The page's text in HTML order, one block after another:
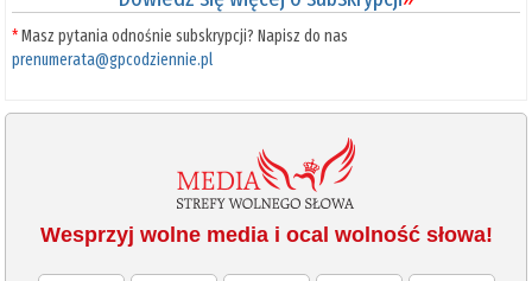
*Masz pytania odnośnie subskrypcji? Napisz do nas
prenumerata@gpcodziennie.pl
Wesprzyj wolne media i ocal wolność słowa!